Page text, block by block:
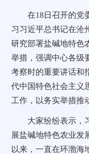
在18日召开的党
习习近平总书记在沧
研究部署盐碱地特色
举措，强调中心各级
考察时的重要讲话和
代中国特色社会主义
工作，以务实举措推
大家纷纷表示，
展盐碱地特色农业发
以来，一直在环渤海